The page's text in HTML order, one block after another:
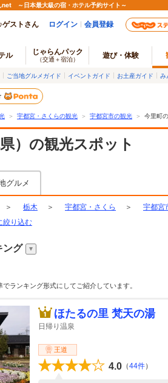
net ～日本最大級の宿・ホテル予約サイト～
ゲストさん ログイン 会員登録
ル じゃらんパック
（交通＋宿泊） 遊び・体験
ご当地グルメガイド イベントガイド お土産ガイド み
＞ 宇都宮・さくらの観光 ＞ 宇都宮市の観光 ＞ 今里町
）の観光スポット
グルメ
＞ 栃木 ＞ 宇都宮・さくら ＞ 宇都宮
絞り込む
ング
ランキング形式にしてご紹介しています。
ほたるの里 梵天の湯
日帰り温泉
王道
4.0 （44件）